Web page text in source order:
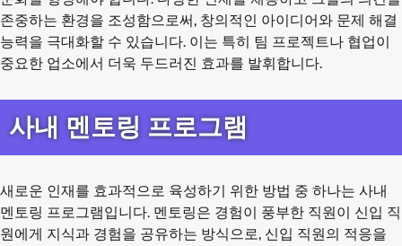
존중하는 환경을 조성함으로써, 창의적인 아이디어와 문제 해결
능력을 극대화할 수 있습니다. 이는 특히 팀 프로젝트나 협업이
중요한 업소에서 더욱 두드러진 효과를 발휘합니다.
사내 멘토링 프로그램
새로운 인재를 효과적으로 육성하기 위한 방법 중 하나는 사내
멘토링 프로그램입니다. 멘토링은 경험이 풍부한 직원이 신입 직
원에게 지식과 경험을 공유하는 방식으로, 신입 직원의 적응을